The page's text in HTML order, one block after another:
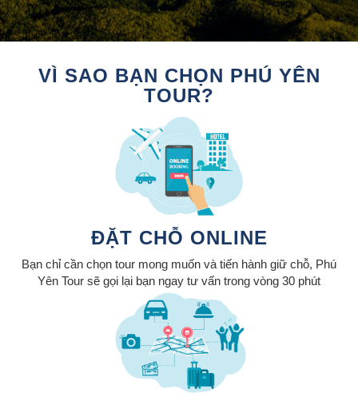
VÌ SAO BẠN CHỌN PHÚ YÊN
TOUR?
ĐẶT CHỖ ONLINE
Bạn chỉ cần chọn tour mong muốn và tiến hành giữ chỗ, Phú
Yên Tour sẽ gọi lại bạn ngay tư vấn trong vòng 30 phút